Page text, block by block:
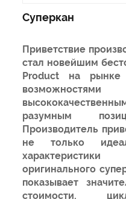
Суперкан
Приветствие
стал новейшим
Product на
разумным
Производитель
не только
характеристики
оригинального
показывает
стоимости,